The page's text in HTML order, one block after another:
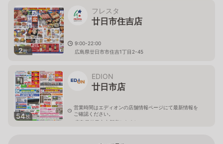
2枚
フレスタ
廿日市住吉店
9:00-22:00
広島県廿日市市住吉1丁目2-45
54枚
EDION
廿日市店
営業時間はエディオンの店舗情報ページにて最新情報を
ご確認ください。
広島県廿日市市新宮1-9-34